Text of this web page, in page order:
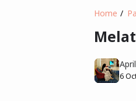
Home
6